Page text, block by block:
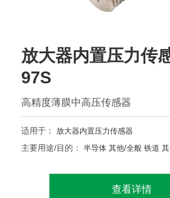
放大器内置压力传
97S
高精度薄膜中高压传感器
适用于： 放大器内置压力传感器
主要用途/目的： 半导体 其他/全般 铁道
查看详情